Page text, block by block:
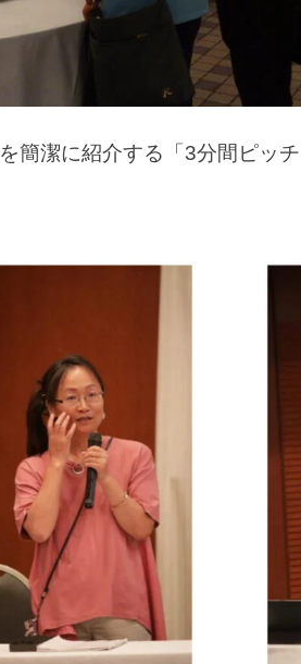
簡潔に紹介する「3分間ピッ